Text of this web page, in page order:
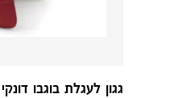
גגון לעגלת בוגבו דונקי 3